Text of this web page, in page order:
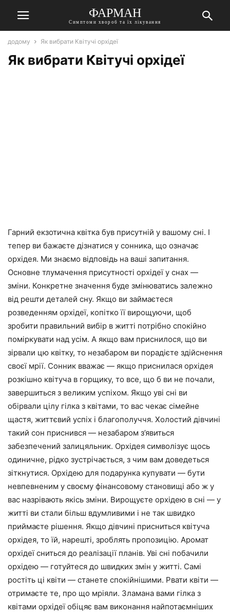
ФАРМАН
Симптоми хвороб та їх лікування
додому Як вибрати Квітучі орхідеї
Як вибрати Квітучі орхідеї
Гарний екзотична квітка був присутній у вашому сні. І
тепер ви бажаєте дізнатися у сонника, що означає
орхідея. Ми знаємо відповідь на ваші запитання.
Основне тлумачення присутності орхідеї у снах —
зміни. Конкретне значення буде змінюватись залежно
від решти деталей сну. Якщо ви займаєтеся
розведенням орхідеї, копітко її вирощуючи, щоб
зробити правильний вибір в житті потрібно спокійно
поміркувати над усім. А якщо вам приснилося, що ви
зірвали цю квітку, то незабаром ви порадієте здійснення
своєї мрії. Сонник вважає — якщо приснилася орхідея
розкішно квітуча в горщику, то все, що б ви не почали,
завершиться з великим успіхом. Якщо уві сні ви
обірвали цілу гілка з квітами, то вас чекає сімейне
щастя, життєвий успіх і благополуччя. Холостий дівчині
такий сон приснився — незабаром з’явиться
забезпечений залицяльник. Орхідея символізує щось
одиничне, рідко зустрічається, з чим вам доведеться
зіткнутися. Орхідею для подарунка купувати — бути
невпевненим у своєму фінансовому становищі або ж у
вас назрівають якісь зміни. Вирощуєте орхідею в сні — у
житті ви стали більш вдумливими і не так швидко
приймаєте рішення. Якщо дівчині присниться квітуча
орхідея, то їй, нарешті, зроблять пропозицію. Аромат
орхідеї сниться до реалізації планів. Уві сні побачили
орхідею — готуйтеся до швидких змін у житті. Самі
ростіть ці квіти — станете спокійнішими. Рвати квіти —
отримаєте те, про що мріяли. Зламана вами гілка з
квітами орхідеї обіцяє вам виконання найпотаємніших